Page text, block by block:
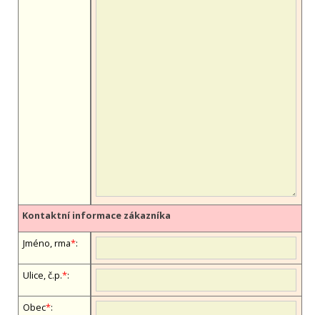
Kontaktní informace zákazníka
Jméno, firma*:
Ulice, č.p.*:
Obec*: